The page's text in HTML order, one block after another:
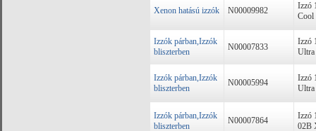
Xenon hatású izzók N00009982
Izzó
Cool
Izzók párban,Izzók
bliszterben
N00007833
Izzó
Ultra
Izzók párban,Izzók
bliszterben
N00005994
Izzó
Ultra
Izzók párban,Izzók
bliszterben
N00007864
Izzó
02B